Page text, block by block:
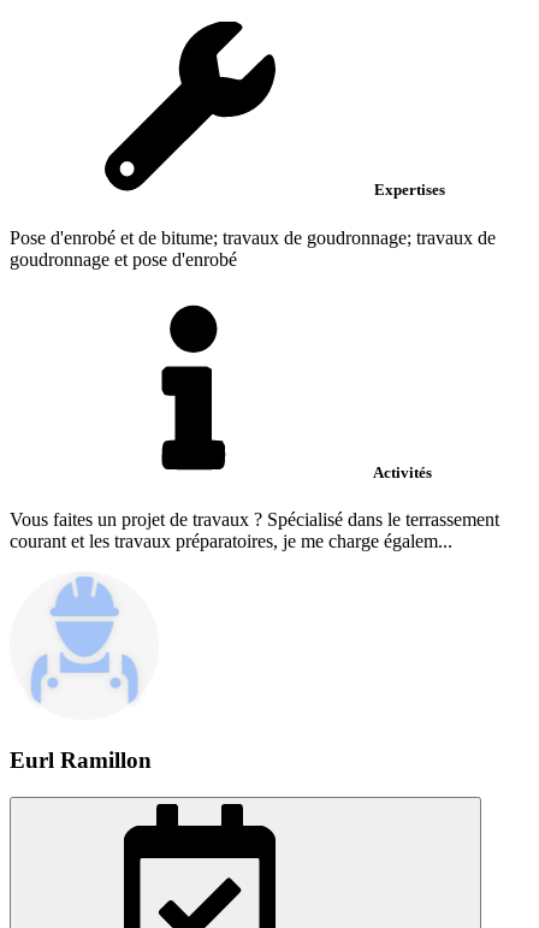
Expertises
Pose d'enrobé et de bitume; travaux de goudronnage; travaux de
goudronnage et pose d'enrobé
Activités
Vous faites un projet de travaux ? Spécialisé dans le terrassement
courant et les travaux préparatoires, je me charge égalem...
Eurl Ramillon